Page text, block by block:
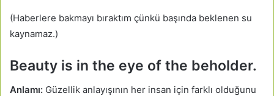
(Haberlere bakmayı bıraktım çünkü başında beklenen su
kaynamaz.)
Beauty is in the eye of the beholder.
Anlamı: Güzellik anlayışının her insan için farklı olduğunu